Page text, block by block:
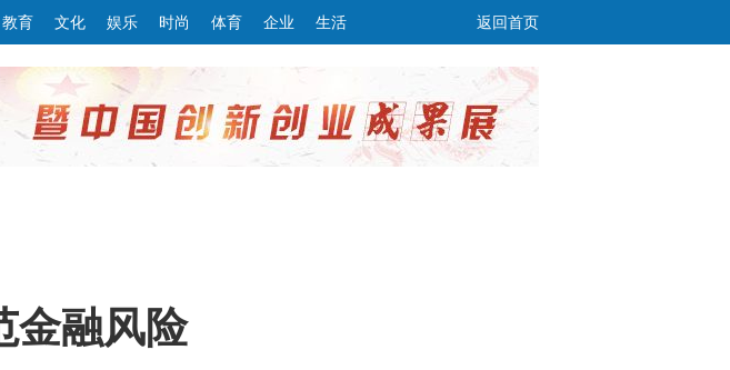
教育 文化 娱乐 时尚 体育 企业 生活 返回首页
金融风险